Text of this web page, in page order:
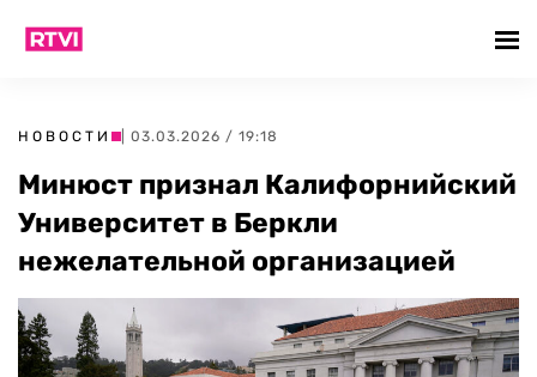
НОВОСТИ | 03.03.2026 / 19:18
Минюст признал Калифорнийский
Университет в Беркли
нежелательной организацией